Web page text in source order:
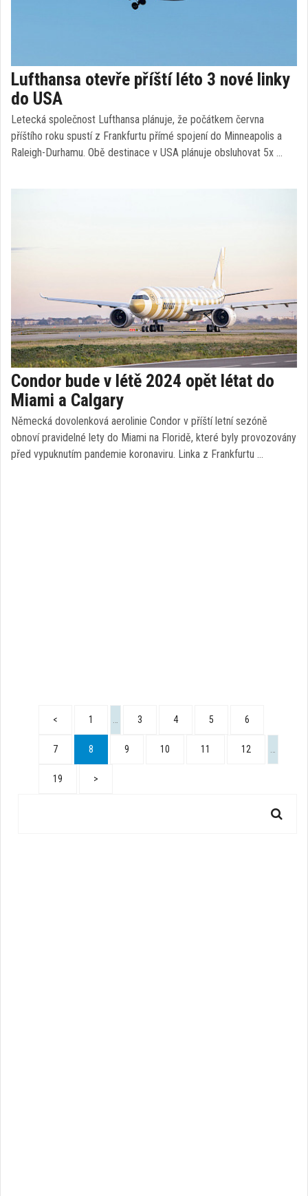
Lufthansa otevře příští léto 3 nové linky
do USA
Letecká společnost Lufthansa plánuje, že počátkem června
příštího roku spustí z Frankfurtu přímé spojení do Minneapolis a
Raleigh-Durhamu. Obě destinace v USA plánuje obsluhovat 5x …
Condor bude v létě 2024 opět létat do
Miami a Calgary
Německá dovolenková aerolinie Condor v příští letní sezóně
obnoví pravidelné lety do Miami na Floridě, které byly provozovány
před vypuknutím pandemie koronaviru. Linka z Frankfurtu …
< 1 3 4 5 6
7 8 9 10 11 12
19 >